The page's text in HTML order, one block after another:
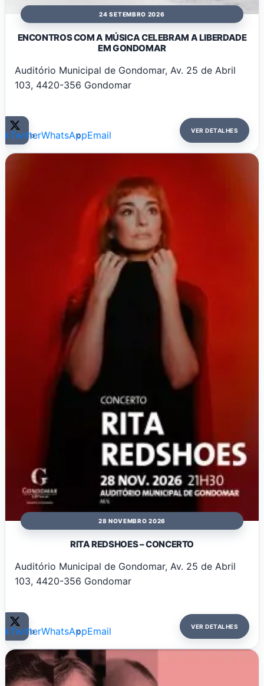
24 SETEMBRO 2026
ENCONTROS COM A MÚSICA CELEBRAM A LIBERDADE
EM GONDOMAR
Auditório Municipal de Gondomar, Av. 25 de Abril
103, 4420-356 Gondomar
TwitterWhatsAppEmail VER DETALHES
28 NOVEMBRO 2026
RITA REDSHOES – CONCERTO
Auditório Municipal de Gondomar, Av. 25 de Abril
103, 4420-356 Gondomar
TwitterWhatsAppEmail VER DETALHES